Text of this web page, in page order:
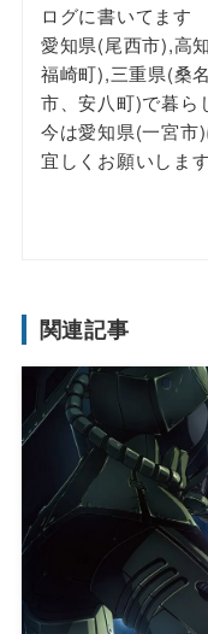
ログに書いてます
愛知県(尾西市),高
福崎町),三重県(桑
市、安八町)で暮ら
今は愛知県(一宮市
宜しくお願いします
関連記事